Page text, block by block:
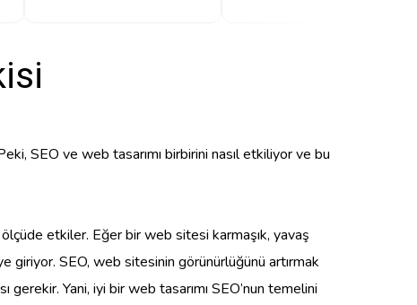
SEO ve web tasarımı birbirini nasıl etkiliyor ve bu
ölçüde etkiler. Eğer bir web sitesi karmaşık, yavaş
SEO, web sitesinin görünürlüğünü artırmak
Yani, iyi bir web tasarımı SEO’nun temelini